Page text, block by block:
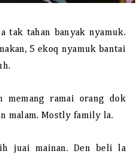
tak tahan banyak nyamuk.
5 ekoq nyamuk bantai
memang ramai orang dok
malam. Mostly family la.
juai mainan. Den beli la